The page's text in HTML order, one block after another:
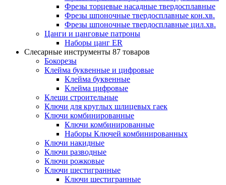
Фрезы торцевые насадные твердосплавные
Фрезы шпоночные твердосплавные кон.хв.
Фрезы шпоночные твердосплавные цил.хв.
Цанги и цанговые патроны
Наборы цанг ER
Слесарные инструменты 87 товаров
Бокорезы
Клейма буквенные и цифровые
Клейма буквенные
Клейма цифровые
Клещи строительные
Ключи для круглых шлицевых гаек
Ключи комбинированные
Ключи комбинированные
Наборы Ключей комбинированных
Ключи накидные
Ключи разводные
Ключи рожковые
Ключи шестигранные
Ключи шестигранные